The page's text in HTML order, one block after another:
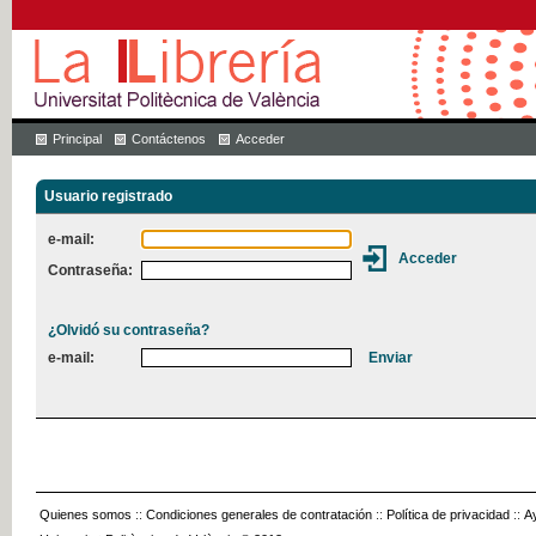
Principal Contáctenos Acceder
Usuario registrado
e-mail:
Contraseña:
¿Olvidó su contraseña?
e-mail:
Quienes somos :: Condiciones generales de contratación :: Política de privacidad ::